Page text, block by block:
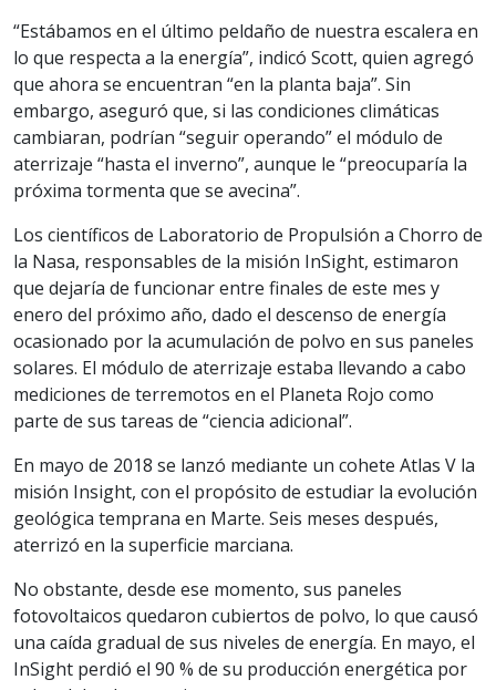
“Estábamos en el último peldaño de nuestra escalera en
lo que respecta a la energía”, indicó Scott, quien agregó
que ahora se encuentran “en la planta baja”. Sin
embargo, aseguró que, si las condiciones climáticas
cambiaran, podrían “seguir operando” el módulo de
aterrizaje “hasta el inverno”, aunque le “preocuparía la
próxima tormenta que se avecina”.
Los científicos de Laboratorio de Propulsión a Chorro de
la Nasa, responsables de la misión InSight, estimaron
que dejaría de funcionar entre finales de este mes y
enero del próximo año, dado el descenso de energía
ocasionado por la acumulación de polvo en sus paneles
solares. El módulo de aterrizaje estaba llevando a cabo
mediciones de terremotos en el Planeta Rojo como
parte de sus tareas de “ciencia adicional”.
En mayo de 2018 se lanzó mediante un cohete Atlas V la
misión Insight, con el propósito de estudiar la evolución
geológica temprana en Marte. Seis meses después,
aterrizó en la superficie marciana.
No obstante, desde ese momento, sus paneles
fotovoltaicos quedaron cubiertos de polvo, lo que causó
una caída gradual de sus niveles de energía. En mayo, el
InSight perdió el 90 % de su producción energética por